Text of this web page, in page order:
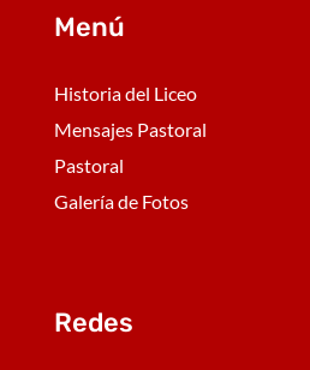
Menú
Historia del Liceo
Mensajes Pastoral
Pastoral
Galería de Fotos
Redes